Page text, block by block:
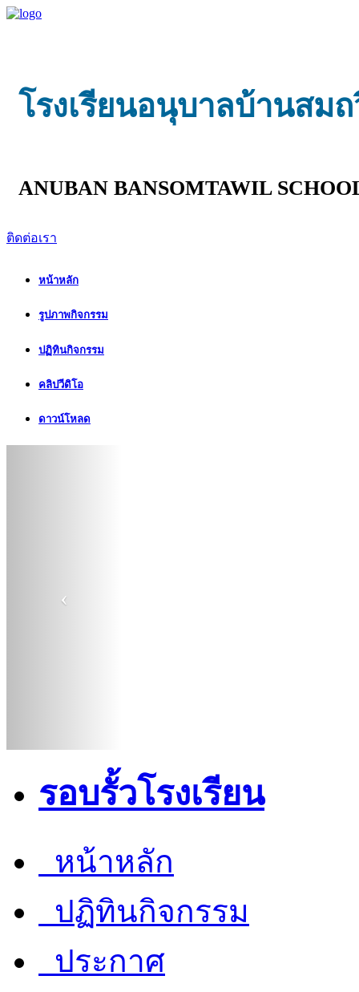
โรงเรียนอนุบาลบ้านสม
ANUBAN BANSOMTAWIL
ติดต่อเรา
หน้าหลัก
รูปภาพกิจกรรม
ปฏิทินกิจกรรม
คลิปวีดิโอ
ดาวน์โหลด
รอบรั้วโรงเรียน
หน้าหลัก
ปฏิทินกิจกรรม
ประกาศ